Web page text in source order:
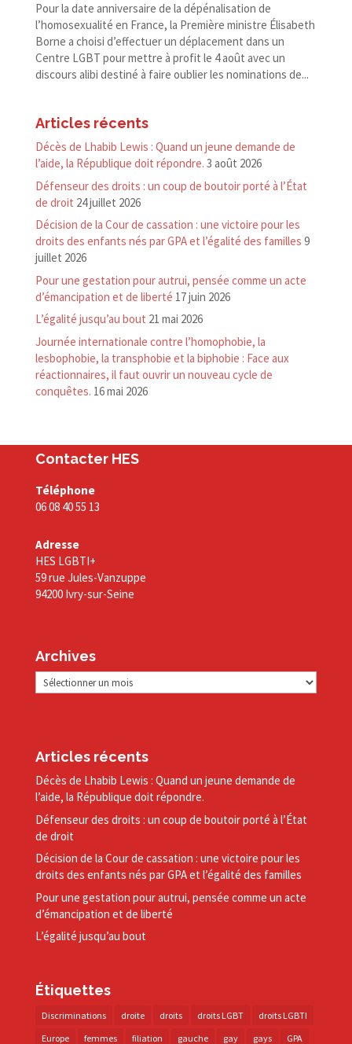
Pour la date anniversaire de la dépénalisation de
l’homosexualité en France, la Première ministre Élisabeth
Borne a choisi d’effectuer un déplacement dans un
Centre LGBT pour mettre à profit le 4 août avec un
discours alibi destiné à faire oublier les nominations de...
Articles récents
Décès de Lhabib Lewis : Quand un jeune demande de
l’aide, la République doit répondre. 3 août 2026
Défenseur des droits : un coup de boutoir porté à l’État
de droit 24 juillet 2026
Décision de la Cour de cassation : une victoire pour les
droits des enfants nés par GPA et l’égalité des familles 9
juillet 2026
Pour une gestation pour autrui, pensée comme un acte
d’émancipation et de liberté 17 juin 2026
L’égalité jusqu’au bout 21 mai 2026
Journée internationale contre l’homophobie, la
lesbophobie, la transphobie et la biphobie : Face aux
réactionnaires, il faut ouvrir un nouveau cycle de
conquêtes. 16 mai 2026
Contacter HES
Téléphone
06 08 40 55 13
Adresse
HES LGBTI+
59 rue Jules-Vanzuppe
94200 Ivry-sur-Seine
Archives
Archives
Articles récents
Décès de Lhabib Lewis : Quand un jeune demande de
l’aide, la République doit répondre.
Défenseur des droits : un coup de boutoir porté à l’État
de droit
Décision de la Cour de cassation : une victoire pour les
droits des enfants nés par GPA et l’égalité des familles
Pour une gestation pour autrui, pensée comme un acte
d’émancipation et de liberté
L’égalité jusqu’au bout
Étiquettes
Discriminations droite droits droits LGBT
droits LGBTI
Europe
femmes filiation gauche gay gays GPA